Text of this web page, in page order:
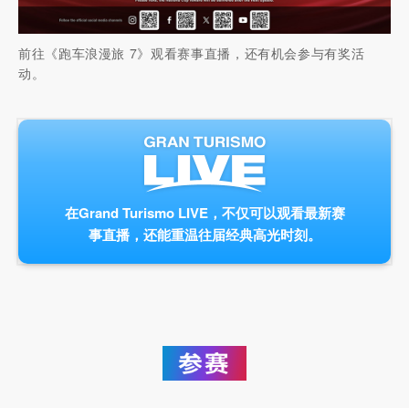
前往《跑车浪漫旅 7》观看赛事直播，还有机会参与有奖活
动。
在Grand Turismo LIVE，不仅可以观看最新赛
事直播，还能重温往届经典高光时刻。